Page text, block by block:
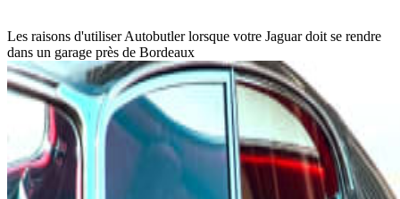
Les raisons d'utiliser Autobutler lorsque votre Jaguar doit se rendre
dans un garage près de Bordeaux